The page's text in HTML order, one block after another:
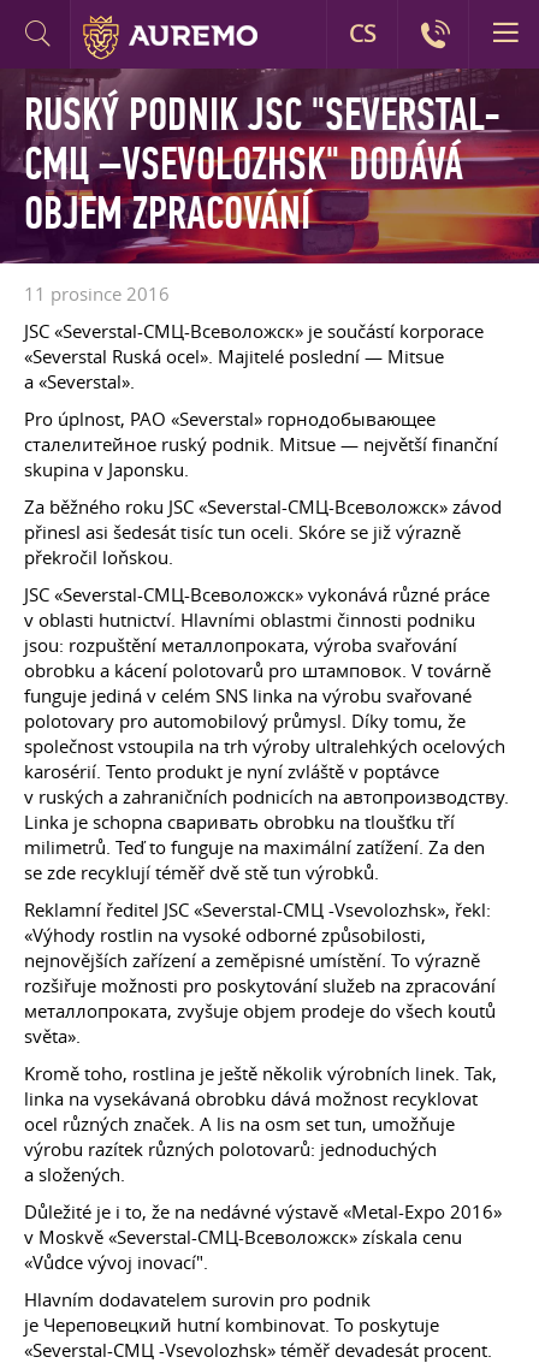
RUSKÝ PODNIK JSC "SEVERSTAL-
СМЦ –VSEVOLOZHSK" DODÁVÁ
OBJEM ZPRACOVÁNÍ
11 prosince 2016
JSC «Severstal-СМЦ-Всеволожск» je součástí korporace
«Severstal Ruská ocel». Majitelé poslední — Mitsue
a «Severstal».
Pro úplnost, PAO «Severstal» горнодобывающее
сталелитейное ruský podnik. Mitsue — největší finanční
skupina v Japonsku.
Za běžného roku JSC «Severstal-СМЦ-Всеволожск» závod
přinesl asi šedesát tisíc tun oceli. Skóre se již výrazně
překročil loňskou.
JSC «Severstal-СМЦ-Всеволожск» vykonává různé práce
v oblasti hutnictví. Hlavními oblastmi činnosti podniku
jsou: rozpuštění металлопроката, výroba svařování
obrobku a kácení polotovarů pro штамповок. V továrně
funguje jediná v celém SNS linka na výrobu svařované
polotovary pro automobilový průmysl. Díky tomu, že
společnost vstoupila na trh výroby ultralehkých ocelových
karosérií. Tento produkt je nyní zvláště v poptávce
v ruských a zahraničních podnicích na автопроизводству.
Linka je schopna сваривать obrobku na tloušťku tří
milimetrů. Teď to funguje na maximální zatížení. Za den
se zde recyklují téměř dvě stě tun výrobků.
Reklamní ředitel JSC «Severstal-СМЦ -Vsevolozhsk», řekl:
«Výhody rostlin na vysoké odborné způsobilosti,
nejnovějších zařízení a zeměpisné umístění. To výrazně
rozšiřuje možnosti pro poskytování služeb na zpracování
металлопроката, zvyšuje objem prodeje do všech koutů
světa».
Kromě toho, rostlina je ještě několik výrobních linek. Tak,
linka na vysekávaná obrobku dává možnost recyklovat
ocel různých značek. A lis na osm set tun, umožňuje
výrobu razítek různých polotovarů: jednoduchých
a složených.
Důležité je i to, že na nedávné výstavě «Metal-Expo 2016»
v Moskvě «Severstal-СМЦ-Всеволожск» získala cenu
«Vůdce vývoj inovací".
Hlavním dodavatelem surovin pro podnik
je Череповецкий hutní kombinovat. To poskytuje
«Severstal-СМЦ -Vsevolozhsk» téměř devadesát procent.
CS